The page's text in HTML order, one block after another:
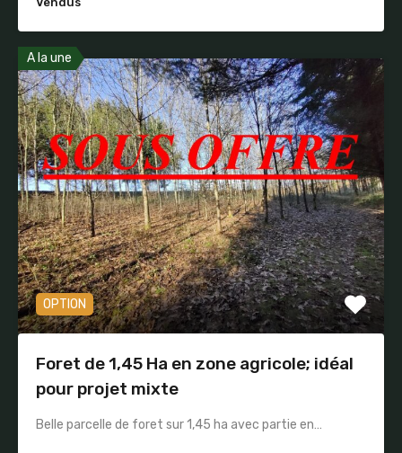
A la une
OPTION
Foret de 1,45 Ha en zone agricole; idéal
pour projet mixte
Belle parcelle de foret sur 1,45 ha avec partie en…